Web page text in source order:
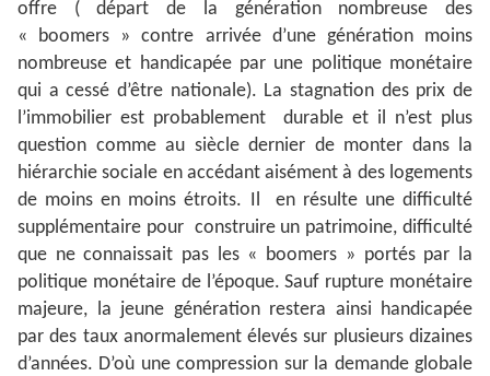
offre ( départ de la génération nombreuse des
« boomers » contre arrivée d’une génération moins
nombreuse et handicapée par une politique monétaire
qui a cessé d’être nationale). La stagnation des prix de
l’immobilier est probablement durable et il n’est plus
question comme au siècle dernier de monter dans la
hiérarchie sociale en accédant aisément à des logements
de moins en moins étroits. Il en résulte une difficulté
supplémentaire pour construire un patrimoine, difficulté
que ne connaissait pas les « boomers » portés par la
politique monétaire de l’époque. Sauf rupture monétaire
majeure, la jeune génération restera ainsi handicapée
par des taux anormalement élevés sur plusieurs dizaines
d’années. D’où une compression sur la demande globale